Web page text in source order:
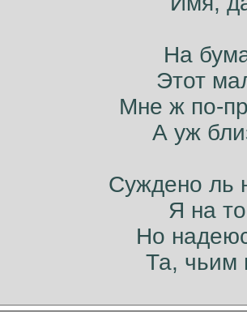
На
Этот
Мне ж по-
А уж
Суждено ль
Я на
Но
Та, чьим